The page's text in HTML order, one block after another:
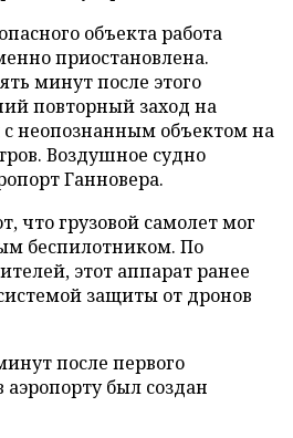
объекта работа
приостановлена.
минут после этого
повторный заход на
с неопознанным объектом на
Воздушное судно
Ганновера.
что грузовой самолет мог
беспилотником. По
этот аппарат ранее
защиты от дронов
после первого
был создан